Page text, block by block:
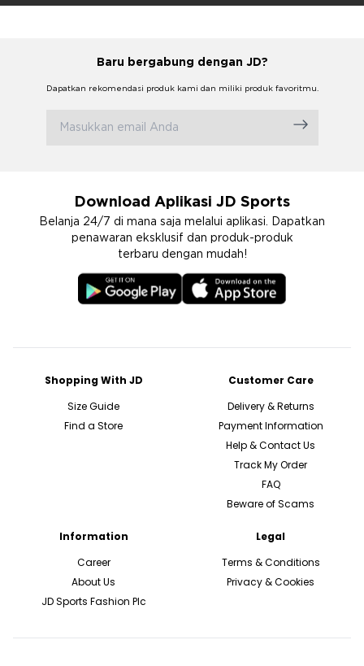
Baru bergabung dengan JD?
Dapatkan rekomendasi produk kami dan miliki produk favoritmu.
Download Aplikasi JD Sports
Belanja 24/7 di mana saja melalui aplikasi. Dapatkan
penawaran eksklusif dan produk-produk
terbaru dengan mudah!
Shopping With JD
Size Guide
Find a Store
Customer Care
Delivery & Returns
Payment Information
Help & Contact Us
Track My Order
FAQ
Beware of Scams
Information
Career
About Us
JD Sports Fashion Plc
Legal
Terms & Conditions
Privacy & Cookies